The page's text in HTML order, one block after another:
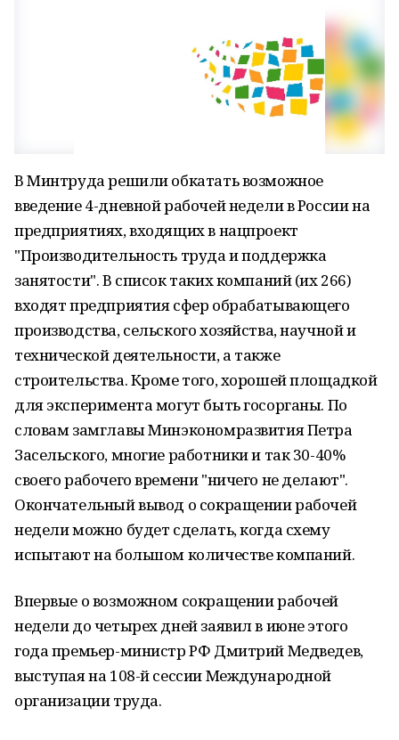
В Минтруда решили обкатать возможное
введение 4-дневной рабочей недели в России на
предприятиях, входящих в нацпроект
"Производительность труда и поддержка
занятости". В список таких компаний (их 266)
входят предприятия сфер обрабатывающего
производства, сельского хозяйства, научной и
технической деятельности, а также
строительства. Кроме того, хорошей площадкой
для эксперимента могут быть госорганы. По
словам замглавы Минэкономразвития Петра
Засельского, многие работники и так 30-40%
своего рабочего времени "ничего не делают".
Окончательный вывод о сокращении рабочей
недели можно будет сделать, когда схему
испытают на большом количестве компаний.
Впервые о возможном сокращении рабочей
недели до четырех дней заявил в июне этого
года премьер-министр РФ Дмитрий Медведев,
выступая на 108-й сессии Международной
организации труда.